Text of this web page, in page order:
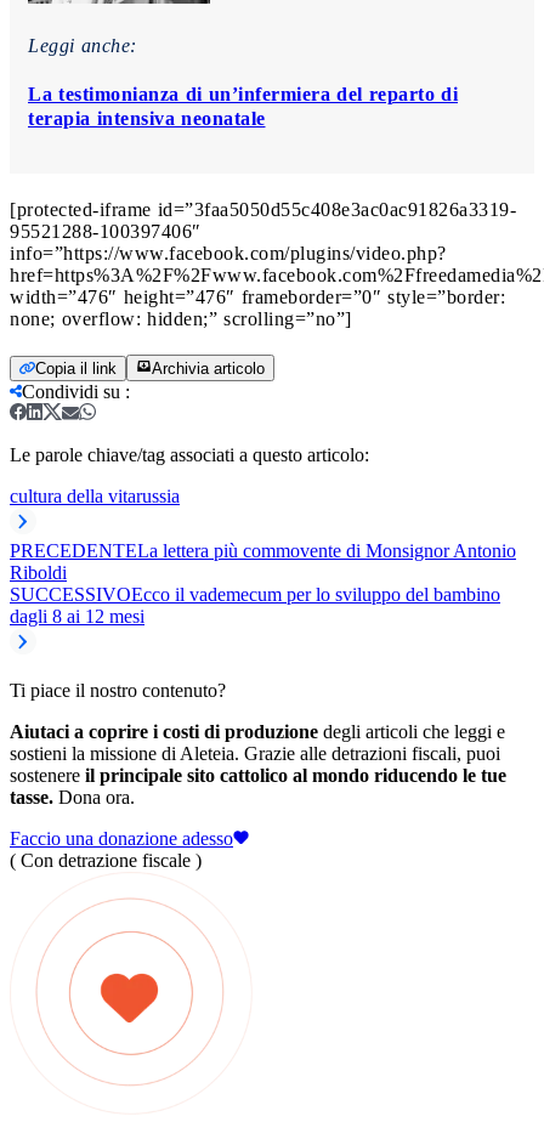
Leggi anche:
La testimonianza di un’infermiera del reparto di
terapia intensiva neonatale
[protected-iframe id=”3faa5050d55c408e3ac0ac91826a3319-
95521288-100397406″
info=”https://www.facebook.com/plugins/video.php?
width=”476″ height=”476″ frameborder=”0″ style=”border:
none; overflow: hidden;” scrolling=”no”]
Copia il link Archivia articolo
Condividi su :
Le parole chiave/tag associati a questo articolo:
cultura della vitarussia
PRECEDENTELa lettera più commovente di Monsignor Antonio
Riboldi
SUCCESSIVOEcco il vademecum per lo sviluppo del bambino
dagli 8 ai 12 mesi
Ti piace il nostro contenuto?
Aiutaci a coprire i costi di produzione degli articoli che leggi e
sostieni la missione di Aleteia. Grazie alle detrazioni fiscali, puoi
sostenere il principale sito cattolico al mondo riducendo le tue
tasse. Dona ora.
Faccio una donazione adesso
( Con detrazione fiscale )